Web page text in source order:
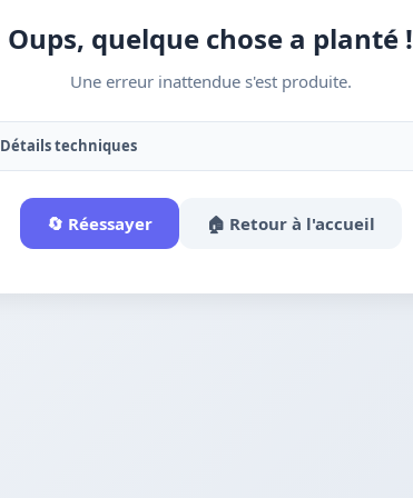
Oups, quelque chose a planté !
Une erreur inattendue s'est produite.
Détails techniques
🔄 Réessayer 🏠 Retour à l'accueil